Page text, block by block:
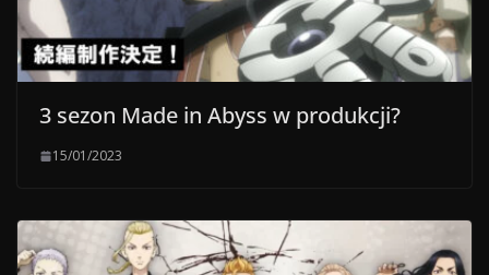
3 sezon Made in Abyss w produkcji?
15/01/2023